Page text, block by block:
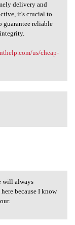
delivery and
it's crucial to
guarantee reliable
us/cheap-
We
will always
because I know